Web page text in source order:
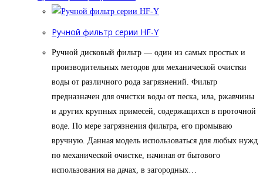
Ручной фильтр серии HF-Y
Ручной дисковый фильтр — один из самых простых и
производительных методов для механической очистки
воды от различного рода загрязнений. Фильтр
предназначен для очистки воды от песка, ила, ржавчины
и других крупных примесей, содержащихся в проточной
воде. По мере загрязнения фильтра, его промываю
вручную. Данная модель использоваться для любых нужд
по механической очистке, начиная от бытового
использования на дачах, в загородных…